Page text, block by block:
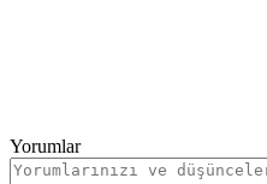
Yorumlar